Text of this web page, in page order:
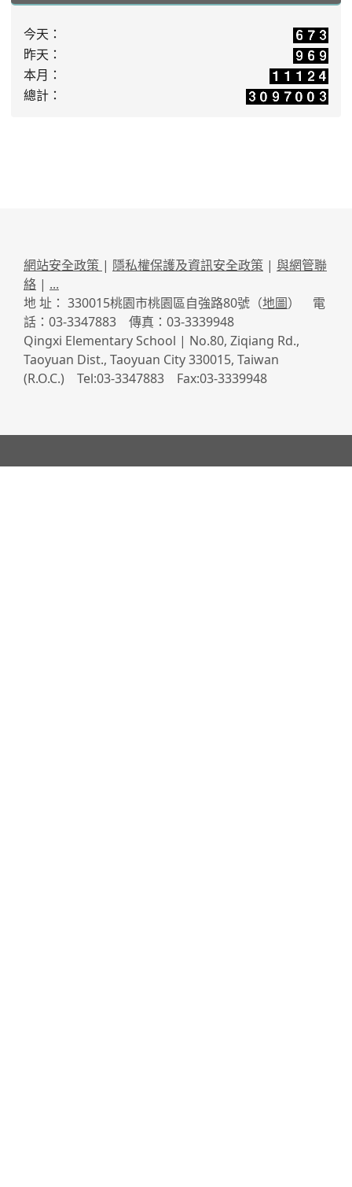
今天：
昨天：
本月：
總計：
網站安全政策 | 隱私權保護及資訊安全政策 | 與網管聯
絡 | ...
地 址： 330015桃園市桃園區自強路80號（地圖） 電
話：03-3347883 傳真：03-3339948
Qingxi Elementary School | No.80, Ziqiang Rd.,
Taoyuan Dist., Taoyuan City 330015, Taiwan
(R.O.C.) Tel:03-3347883 Fax:03-3339948